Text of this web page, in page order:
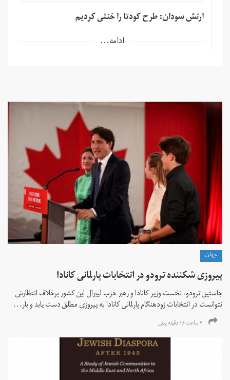
ارتش سودان: طرح کودتا را خنثی کردیم
ادامه...
جهان
پیروزی شکننده ترودو در انتخابات پارلمانی کانادا
جاستین ترودو، نخست وزیر کانادا و رهبر حزب لیبرال این کشور برخلاف انتظارش
نتوانست در انتخابات زود‌هنگام پارلمانی کانادا به پیروزی مطلق دست یابد و بار...
۴ ساعت ۱۶ دقیقه پیش